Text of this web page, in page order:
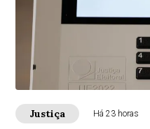
Justiça Há 23 horas